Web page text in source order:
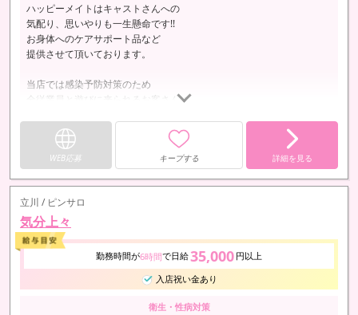
ハッピーメイトはキャストさんへの
気配り、思いやりも一生懸命です!!
お身体へのケアサポート品など
提供させて頂いております。
当店では感染予防対策のため
全従業員と遊びに来られるお客さんに
手洗いうがいの協力をお願いしております!!
店内のテーブル備品等
清潔な職場、働きやすい環境を常に意識しております。
WEB応募 キープする 詳細を見る
立川 / ピンサロ
気分上々
勤務時間が6時間で日給35,000 円以上
入店祝い金あり
衛生・性病対策